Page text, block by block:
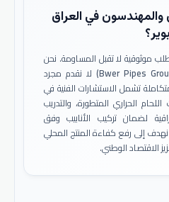
والمهندسون في العراق
موثوقية لا تقبل المساومة. نحن
لا نقدم مجرد
تشمل الاستشارات الفنية في
الحراري المتطورة، والتدريب
لضمان تركيب الأنابيب وفق
إلى رفع كفاءة المنتج المحلي
الاقتصاد الوطني.